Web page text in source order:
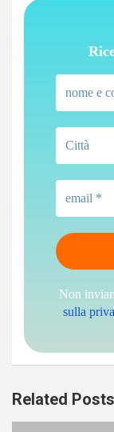
Non
sulla
Related Posts